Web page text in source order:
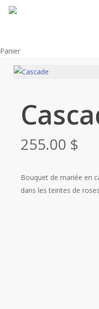
Skip
PanierFermer
panier
255.00 $
Bouquet de mariée en
dans les teintes de